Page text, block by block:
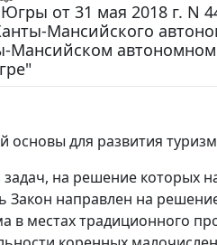
от 31 мая 2018 г. N
Мансийского
Мансийском автономном
для развития
на решение которых
направлен на
в местах традиционного